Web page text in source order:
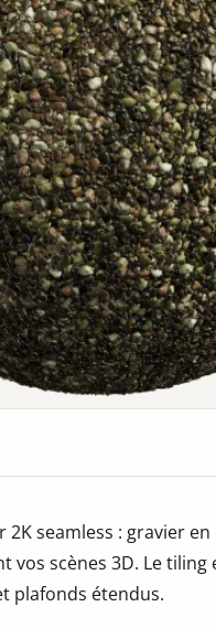
2K seamless : gravier
vos scènes 3D. Le
plafonds étendus.